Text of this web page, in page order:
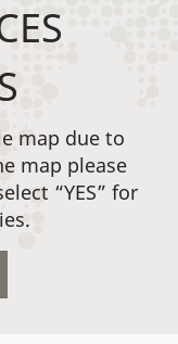
map due to
map please
“YES” for